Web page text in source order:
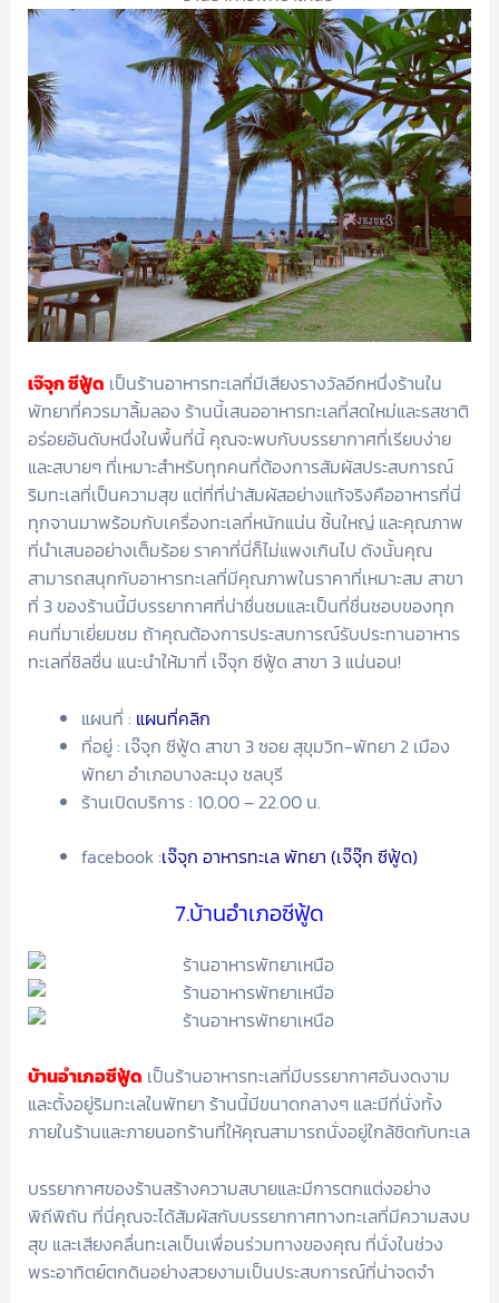
เจ๊จุก ซีฟู้ด เป็นร้านอาหารทะเลที่มีเสียงรางวัลอีกหนึ่งร้านใน
พัทยาที่ควรมาลิ้มลอง ร้านนี้เสนออาหารทะเลที่สดใหม่และรสชาติ
อร่อยอันดับหนึ่งในพื้นที่นี้ คุณจะพบกับบรรยากาศที่เรียบง่าย
และสบายๆ ที่เหมาะสำหรับทุกคนที่ต้องการสัมผัสประสบการณ์
ริมทะเลที่เป็นความสุข แต่ที่ที่น่าสัมผัสอย่างแท้จริงคืออาหารที่นี่
ทุกจานมาพร้อมกับเครื่องทะเลที่หนักแน่น ชิ้นใหญ่ และคุณภาพ
ที่นำเสนออย่างเต็มร้อย ราคาที่นี่ก็ไม่แพงเกินไป ดังนั้นคุณ
สามารถสนุกกับอาหารทะเลที่มีคุณภาพในราคาที่เหมาะสม สาขา
ที่ 3 ของร้านนี้มีบรรยากาศที่น่าชื่นชมและเป็นที่ชื่นชอบของทุก
คนที่มาเยี่ยมชม ถ้าคุณต้องการประสบการณ์รับประทานอาหาร
ทะเลที่ชิลชื่น แนะนำให้มาที่ เจ๊จุก ซีฟู้ด สาขา 3 แน่นอน!
แผนที่ : แผนที่คลิก
ที่อยู่ : เจ๊จุก ซีฟู้ด สาขา 3 ซอย สุขุมวิท-พัทยา 2 เมือง
พัทยา อำเภอบางละมุง ชลบุรี
ร้านเปิดบริการ : 10.00 – 22.00 น.
facebook :เจ๊จุก อาหารทะเล พัทยา (เจ๊จุ๊ก ซีฟู้ด)
7.บ้านอำเภอซีฟู้ด
บ้านอำเภอซีฟู้ด เป็นร้านอาหารทะเลที่มีบรรยากาศอันงดงาม
และตั้งอยู่ริมทะเลในพัทยา ร้านนี้มีขนาดกลางๆ และมีที่นั่งทั้ง
ภายในร้านและภายนอกร้านที่ให้คุณสามารถนั่งอยู่ใกล้ชิดกับทะเล
บรรยากาศของร้านสร้างความสบายและมีการตกแต่งอย่าง
พิถีพิถัน ที่นี่คุณจะได้สัมผัสกับบรรยากาศทางทะเลที่มีความสงบ
สุข และเสียงคลื่นทะเลเป็นเพื่อนร่วมทางของคุณ ที่นั่งในช่วง
พระอาทิตย์ตกดินอย่างสวยงามเป็นประสบการณ์ที่น่าจดจำ